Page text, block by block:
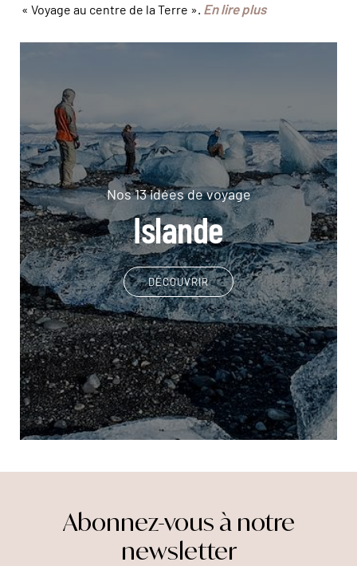
« Voyage au centre de la Terre ». En lire plus
Nos 13 idées de voyage
Islande
DÉCOUVRIR
Abonnez-vous à notre
newsletter